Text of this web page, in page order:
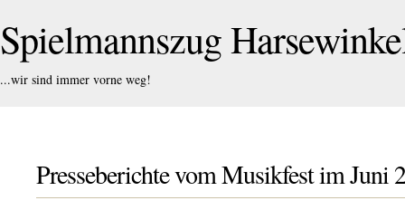
Spielmannszug
...wir sind immer vorne weg!
Presseberichte vom Musikfest im Juni